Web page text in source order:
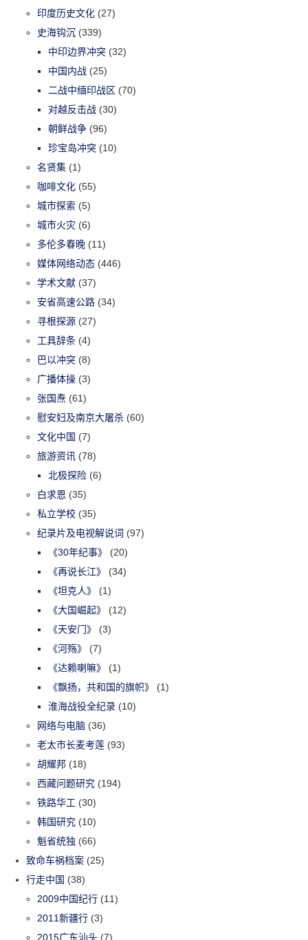
印度历史文化 (27)
史海钩沉 (339)
中印边界冲突 (32)
中国内战 (25)
二战中缅印战区 (70)
对越反击战 (30)
朝鲜战争 (96)
珍宝岛冲突 (10)
名贤集 (1)
咖啡文化 (55)
城市探索 (5)
城市火灾 (6)
多伦多春晚 (11)
媒体网络动态 (446)
学术文献 (37)
安省高速公路 (34)
寻根探源 (27)
工具辞条 (4)
巴以冲突 (8)
广播体操 (3)
张国焘 (61)
慰安妇及南京大屠杀 (60)
文化中国 (7)
旅游资讯 (78)
北极探险 (6)
白求恩 (35)
私立学校 (35)
纪录片及电视解说词 (97)
《30年纪事》
(20)
《再说长江》
(34)
《坦克人》
(1)
《大国崛起》
(12)
《天安门》
(3)
《河殇》
(7)
《达赖喇嘛》
(1)
《飘扬，共和国的旗帜》
(1)
淮海战役全纪录 (10)
网络与电脑 (36)
老太市长麦考莲 (93)
胡耀邦 (18)
西藏问题研究 (194)
铁路华工 (30)
韩国研究 (10)
魁省统独 (66)
致命车祸档案 (25)
行走中国 (38)
2009中国纪行 (11)
2011新疆行 (3)
2015广东汕头 (7)